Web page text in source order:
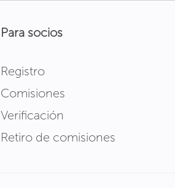
Para socios
Registro
Comisiones
Verificación
Retiro de comisiones